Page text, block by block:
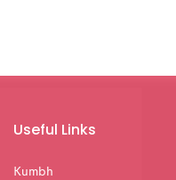
Useful Links
Kumbh